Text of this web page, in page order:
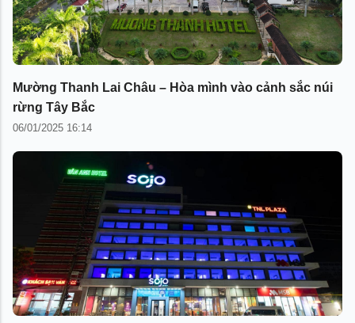
Mường Thanh Lai Châu – Hòa mình vào cảnh sắc núi
rừng Tây Bắc
06/01/2025 16:14